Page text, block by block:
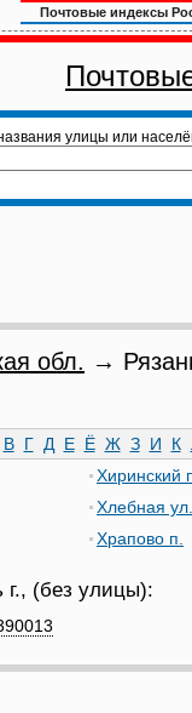
Почтовые индексы
улицы или
обл. →
В Г Д Е Ё Ж З И К
Хиринский
Хлебная ул.
Храпово п.
г., (без улицы):